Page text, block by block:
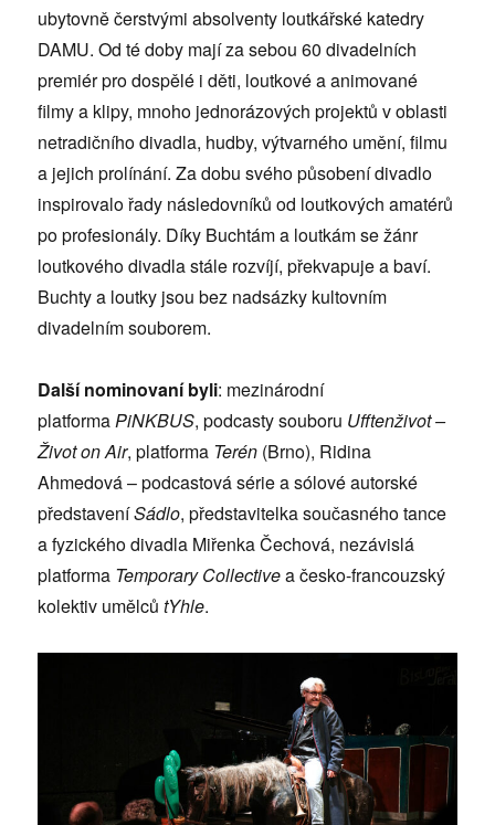
ubytovně čerstvými absolventy loutkářské katedry
DAMU. Od té doby mají za sebou 60 divadelních
premiér pro dospělé i děti, loutkové a animované
filmy a klipy, mnoho jednorázových projektů v oblasti
netradičního divadla, hudby, výtvarného umění, filmu
a jejich prolínání. Za dobu svého působení divadlo
inspirovalo řady následovníků od loutkových amatérů
po profesionály. Díky Buchtám a loutkám se žánr
loutkového divadla stále rozvíjí, překvapuje a baví.
Buchty a loutky jsou bez nadsázky kultovním
divadelním souborem.
Další nominovaní byli: mezinárodní
platformaPiNKBUS, podcasty souboru Ufftenživot –
Život on Air, platforma Terén (Brno), Ridina
Ahmedová – podcastová série a sólové autorské
představeníSádlo, představitelka současného tance
a fyzického divadla Miřenka Čechová, nezávislá
platforma Temporary Collectivea česko-francouzský
kolektiv umělcůtYhle.